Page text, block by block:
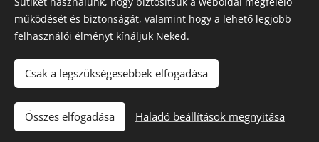
Fenntarthatóság 360' - Gyakorlat>
működését és biztonságát, valamint hogy a lehető legjobb
felhasználói élményt kínáljuk Neked.
Csak a legszükségesebbek elfogadása
Összes elfogadása Haladó beállítások megnyitása